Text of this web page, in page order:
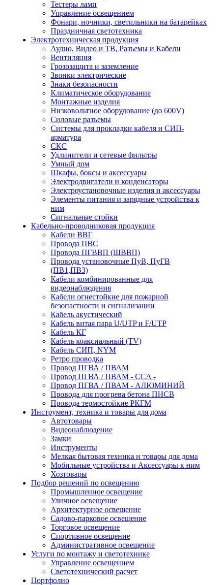
Тестеры ламп
Управление освещением
Фонари, ночники, светильники на батарейках
Праздничная светотехника
Электротехническая продукция
Аудио, Видео и ТВ, Разъемы и Кабели
Вентиляция
Грозозащита и заземление
Звонки электрические
Знаки безопасности
Климатическое оборудование
Монтажные изделия
Низковольтное оборудование (до 600V)
Силовые разъемы
Системы для прокладки кабеля и СИП-
арматура
СКС
Удлинители и сетевые фильтры
Умный дом
Шкафы, боксы и аксессуары
Электродвигатели и конденсаторы
Электроустановочные изделия и аксессуары
Элементы питания и зарядные устройства к
ним
Сигнальные стойки
Кабельно-проводниковая продукция
Кабели ВВГ
Провода ПВС
Провода ПГВВП (ШВВП)
Провода установочные ПуВ, ПуГВ
(ПВ1,ПВ3)
Кабели комбинированные для
видеонаблюдения
Кабели огнестойкие для пожарной
безопастности и сигнализации
Кабель акустический
Кабель витая пара U/UTP и F/UTP
Кабель КГ
Кабель коаксиальный (TV)
Кабель СИП, NYM
Ретро проводка
Провод ПГВА / ПВАМ
Провод ПГВА / ПВАМ - CCA -
Провод ПГВА / ПВАМ - АЛЮМИНИЙ
Провода для прогрева бетона ПНСВ
Провода термостойкие РКГМ
Инструмент, техника и товары для дома
Автотовары
Видеонаблюдение
Замки
Инструменты
Мелкая бытовая техника и товары для дома
Мобильные устройства и Аксессуары к ним
Хозтовары
Подбор решений по освещению
Промышленное освещение
Уличное освещение
Архитектурное освещение
Садово-парковое освещение
Торговое освещение
Спортивное освещение
Административное освещение
Услуги по монтажу и светотехнике
Управление освещением
Светотехнический расчет
Портфолио